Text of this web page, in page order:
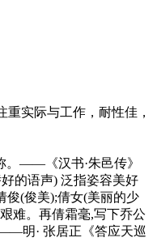
实际与工作，耐性佳，
。——《汉书·朱邑传》
的语声) 泛指姿容美好
(俊美);倩女(美丽的少
难。再倩霜毫,写下乔公
明· 张居正《答应天巡